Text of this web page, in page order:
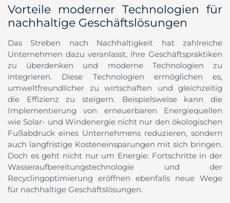
Vorteile moderner Technologien für
nachhaltige Geschäftslösungen
Das Streben nach Nachhaltigkeit hat zahlreiche
Unternehmen dazu veranlasst, ihre Geschäftspraktiken
zu überdenken und moderne Technologien zu
integrieren. Diese Technologien ermöglichen es,
umweltfreundlicher zu wirtschaften und gleichzeitig
die Effizienz zu steigern. Beispielsweise kann die
Implementierung von erneuerbaren Energiequellen
wie Solar- und Windenergie nicht nur den ökologischen
Fußabdruck eines Unternehmens reduzieren, sondern
auch langfristige Kosteneinsparungen mit sich bringen.
Doch es geht nicht nur um Energie: Fortschritte in der
Wasseraufbereitungstechnologie und der
Recyclingoptimierung eröffnen ebenfalls neue Wege
für nachhaltige Geschäftslösungen.